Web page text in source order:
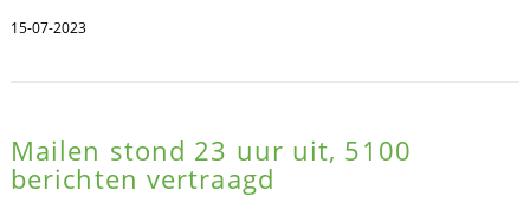
15-07-2023
Mailen stond 23 uur uit, 5100
berichten vertraagd